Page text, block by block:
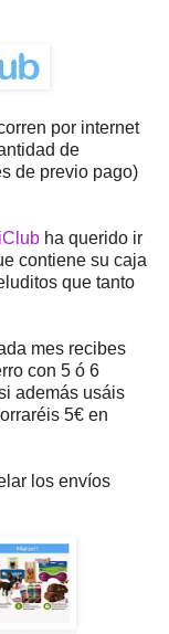
por internet
de
de previo pago)
ha querido ir
contiene su caja
que tanto
mes recibes
con 5 ó 6
además usáis
5€ en
los envíos